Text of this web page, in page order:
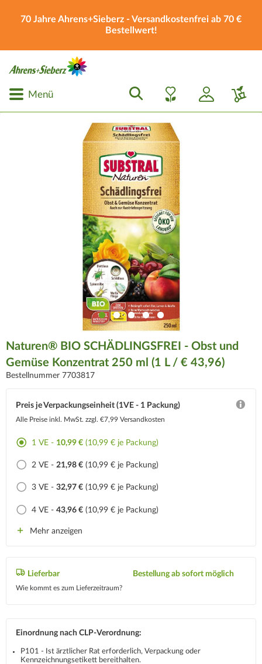
70 Jahre Ahrens+Sieberz - Versandkostenfrei ab 70 €
Bestellwert!
Menü
Naturen® BIO SCHÄDLINGSFREI - Obst und
Gemüse Konzentrat 250 ml (1 L / € 43,96)
Bestellnummer 7703817
Preis je Verpackungseinheit (1VE - 1 Packung)
Alle Preise inkl. MwSt. zzgl. €7,99 Versandkosten
1 VE - 10,99 € (10,99 € je Packung)
2 VE - 21,98 € (10,99 € je Packung)
3 VE - 32,97 € (10,99 € je Packung)
4 VE - 43,96 € (10,99 € je Packung)
Mehr anzeigen
Lieferbar
Wie kommt es zum Lieferzeitraum?
Bestellung ab sofort möglich
Einordnung nach CLP-Verordnung:
P101 - Ist ärztlicher Rat erforderlich, Verpackung oder
Kennzeichnungsetikett bereithalten.